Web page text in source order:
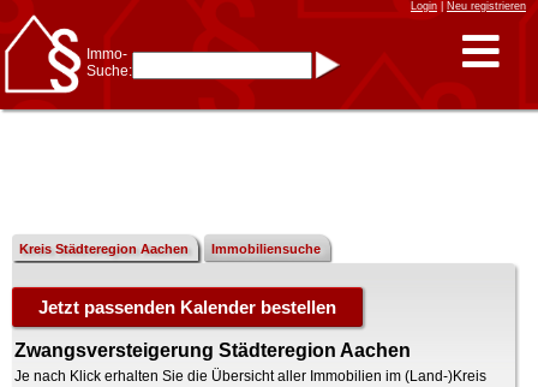
Login| Neu registrieren
Immo-
Suche:
z.B.:15 Frankfurt
für
Frankfurt/Oder
und6 Frankfurtfür Frankfurt
Immobiliensuche
nach Kreis
nach Amtsgericht
Kreis Städteregion Aachen Immobiliensuche
Zwangsversteigerung Städteregion Aachen
Je nach Klick erhalten Sie die Übersicht aller Immobilien im (Land-)Kreis